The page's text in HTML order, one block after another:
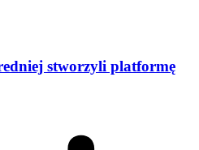
stworzyli platformę